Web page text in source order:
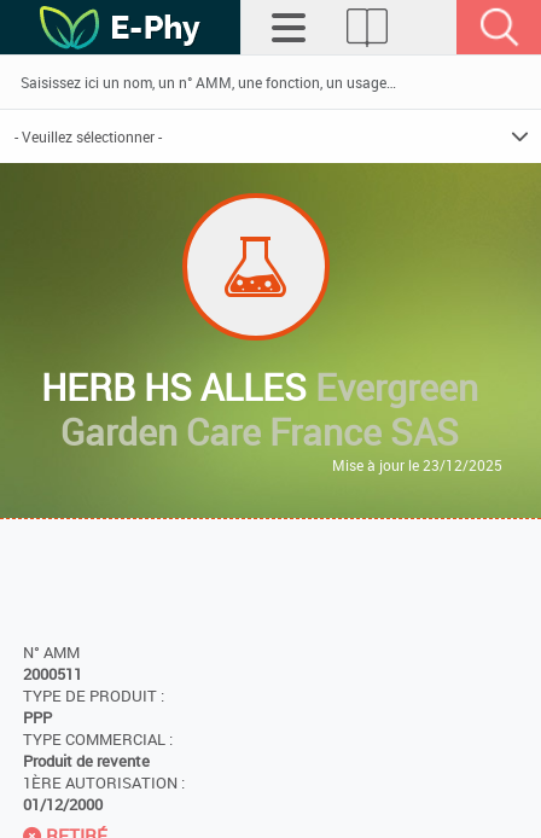
HERB HS ALLES Evergreen
Garden Care France SAS
Mise à jour le 23/12/2025
N° AMM
2000511
TYPE DE PRODUIT :
PPP
TYPE COMMERCIAL :
Produit de revente
1ÈRE AUTORISATION :
01/12/2000